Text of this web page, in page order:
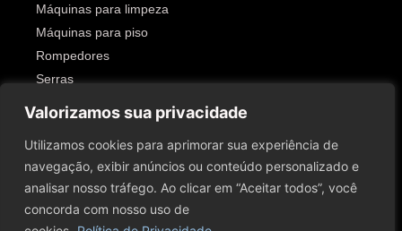
Valorizamos sua privacidade
Utilizamos cookies para aprimorar sua experiência de
navegação, exibir anúncios ou conteúdo personalizado e
analisar nosso tráfego. Ao clicar em “Aceitar todos”, você
concorda com nosso uso de
Máquinas para limpeza
Máquinas para piso
Rompedores
Serras
SIGA-NOS!